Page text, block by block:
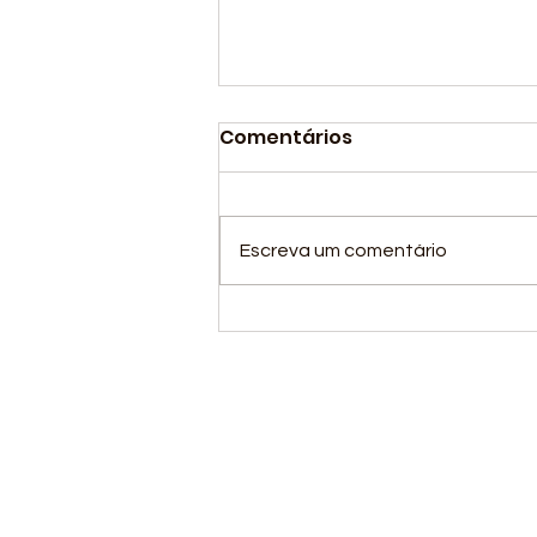
Comentários
Escreva um comentário